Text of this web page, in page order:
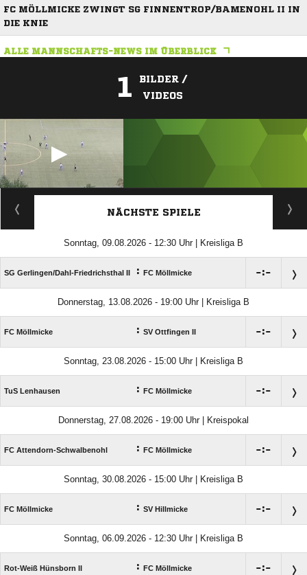
FC MÖLLMICKE ZWINGT SG FINNENTROP/BAMENOHL II IN
DIE KNIE
ALLE MANNSCHAFTS-NEWS IM ÜBERBLICK
1
BILDER /
VIDEOS
ANZEIGE
NÄCHSTE SPIELE
Sonntag, 09.08.2026 - 12:30 Uhr | Kreisliga B
SG Gerlingen/​Dahl-Friedrichsthal II : FC Möllmicke :
Donnerstag, 13.08.2026 - 19:00 Uhr | Kreisliga B
FC Möllmicke : SV Ottfingen II :
Sonntag, 23.08.2026 - 15:00 Uhr | Kreisliga B
TuS Lenhausen : FC Möllmicke :
Donnerstag, 27.08.2026 - 19:00 Uhr | Kreispokal
FC Attendorn-Schwalbenohl : FC Möllmicke :
Sonntag, 30.08.2026 - 15:00 Uhr | Kreisliga B
FC Möllmicke : SV Hillmicke :
Sonntag, 06.09.2026 - 12:30 Uhr | Kreisliga B
Rot-Weiß Hünsborn II : FC Möllmicke :